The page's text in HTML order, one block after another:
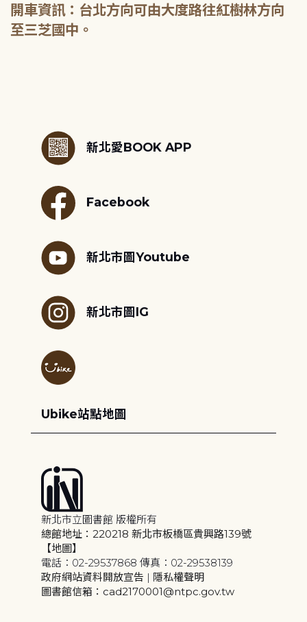
開車資訊：台北方向可由大度路往紅樹林方向
至三芝國中。
新北愛BOOK APP
Facebook
新北市圖Youtube
新北市圖IG
Ubike站點地圖
新北市立圖書館 版權所有
總館地址：220218 新北市板橋區貴興路139號
【地圖】
電話：02-29537868 傳真：02-29538139
政府網站資料開放宣告 | 隱私權聲明
圖書館信箱：cad2170001@ntpc.gov.tw